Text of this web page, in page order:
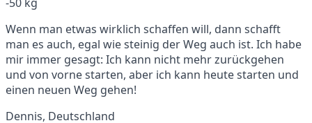
Wenn man etwas wirklich schaffen will, dann schafft
man es auch, egal wie steinig der Weg auch ist. Ich habe
mir immer gesagt: Ich kann nicht mehr zurückgehen
und von vorne starten, aber ich kann heute starten und
einen neuen Weg gehen!
Dennis, Deutschland